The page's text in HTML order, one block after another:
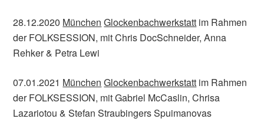
28.12.2020 München Glockenbachwerkstatt im Rahmen
der FOLKSESSION, mit Chris DocSchneider, Anna
Rehker & Petra Lewi
07.01.2021 München Glockenbachwerkstatt im Rahmen
der FOLKSESSION, mit Gabriel McCaslin, Chrisa
Lazariotou & Stefan Straubingers Spuimanovas